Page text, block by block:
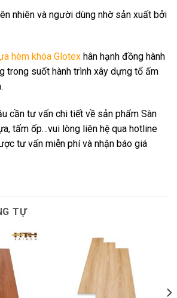
nhiên và người dùng nhờ sản xuất bởi
hèm khóa Glotex hân hạnh đồng hành
trong suốt hành trình xây dựng tổ ấm
cần tư vấn chi tiết về sản phẩm Sàn
tấm ốp…vui lòng liên hệ qua hotline
tư vấn miễn phí và nhận báo giá
TỰ